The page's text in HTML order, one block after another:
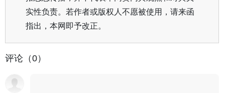
实性负责。若作者或版权人不愿被使用，请来函
指出，本网即予改正。
评论（0）